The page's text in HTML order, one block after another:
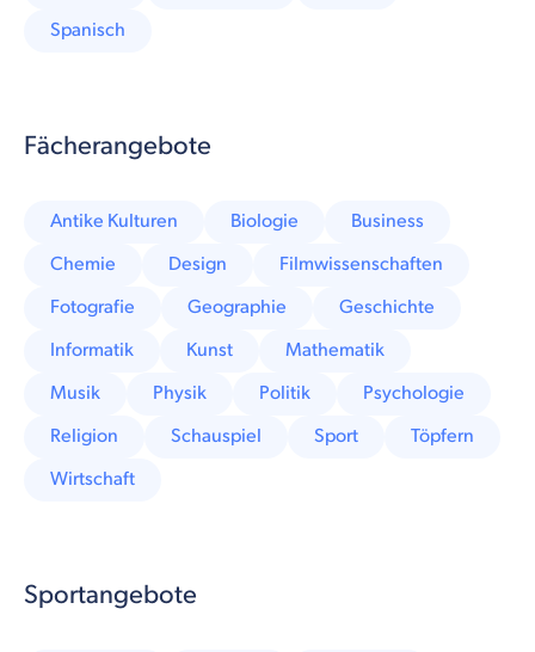
Spanisch
Fächerangebote
Antike Kulturen Biologie
Business
Chemie
Design
Filmwissenschaften
Fotografie
Geographie
Geschichte
Informatik
Kunst
Mathematik
Musik
Physik Politik
Psychologie
Religion
Schauspiel Sport
Töpfern
Wirtschaft
Sportangebote